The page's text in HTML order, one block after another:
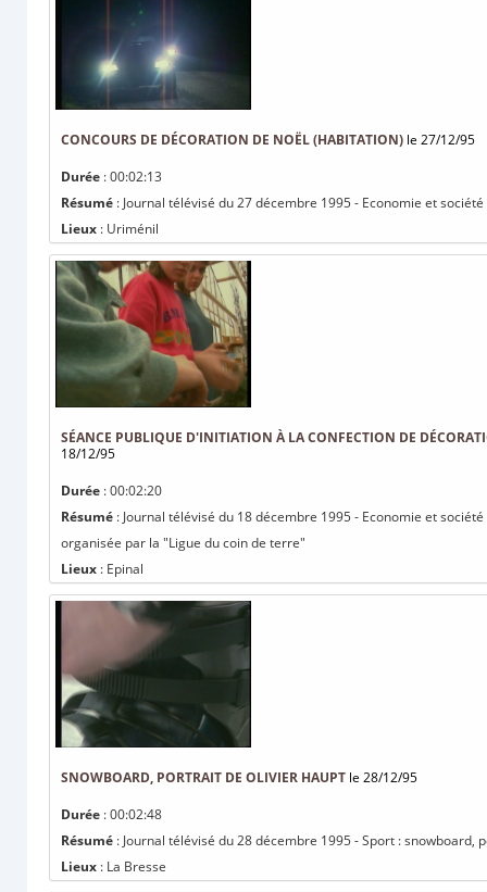
CONCOURS DE DÉCORATION DE NOËL (HABITATION) le 27/12/95
Durée : 00:02:13
Résumé : Journal télévisé du 27 décembre 1995 - Economie et
Lieux : Uriménil
SÉANCE PUBLIQUE D'INITIATION À LA CONFECTION DE
18/12/95
Durée : 00:02:20
Résumé : Journal télévisé du 18 décembre 1995 - Economie et
organisée par la "Ligue du coin de terre"
Lieux : Epinal
SNOWBOARD, PORTRAIT DE OLIVIER HAUPT le 28/12/95
Durée : 00:02:48
Résumé : Journal télévisé du 28 décembre 1995 - Sport : snowboard,
Lieux : La Bresse